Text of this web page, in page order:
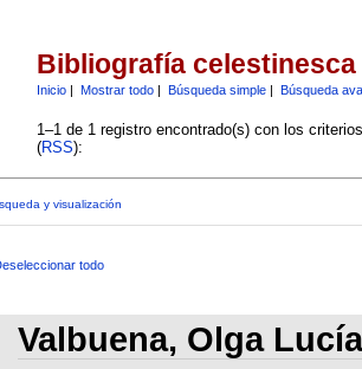
Bibliografía celestinesca
Inicio| Mostrar todo| Búsqueda simple| Búsqueda
1–1 de 1 registro encontrado(s) con los
(RSS):
y visualización
todo
Valbuena, Olga Lucía